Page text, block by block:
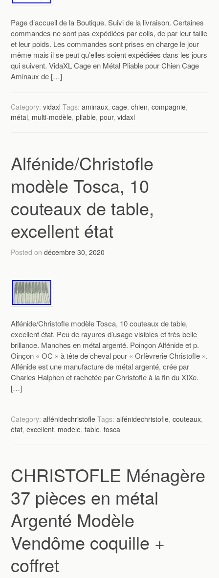
Page d’accueil de la Boutique. Suivi de la livraison. Certaines
commandes ne sont pas expédiées par colis, de par leur taille
et leur poids. Les commandes sont prises en charge le jour
même mais il se peut qu’elles soient expédiées dans les jours
qui suivent. VidaXL Cage en Métal Pliable pour Chien Cage
Aminaux de […]
Category:vidaxl Tags:aminaux,cage,chien,compagnie,
métal, multi-modèle,pliable,pour,vidaxl
Alfénide/Christofle
modèle Tosca, 10
couteaux de table,
excellent état
Posted ondécembre 30, 2020
Alfénide/Christofle modèle Tosca, 10 couteaux de table,
excellent état. Peu de rayures d’usage visibles et très belle
brillance. Manches en métal argenté. Poinçon Alfénide et p.
Oinçon « OC » à tête de cheval pour « Orfèvrerie Christofle ».
Alfénide est une manufacture de métal argenté, crée par
Charles Halphen et rachetée par Christofle à la fin du XIXe.
[…]
Category:alfénidechristofle Tags:alfénidechristofle,couteaux,
état,excellent, modèle,table,tosca
CHRISTOFLE Ménagère
37 pièces en métal
Argenté Modèle
Vendôme coquille +
coffret